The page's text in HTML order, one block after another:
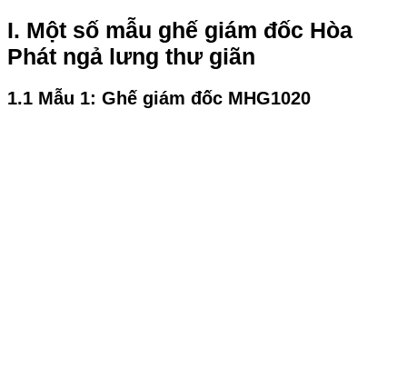
I. Một số mẫu ghế giám đốc Hòa
Phát ngả lưng thư giãn
1.1 Mẫu 1: Ghế giám đốc MHG1020